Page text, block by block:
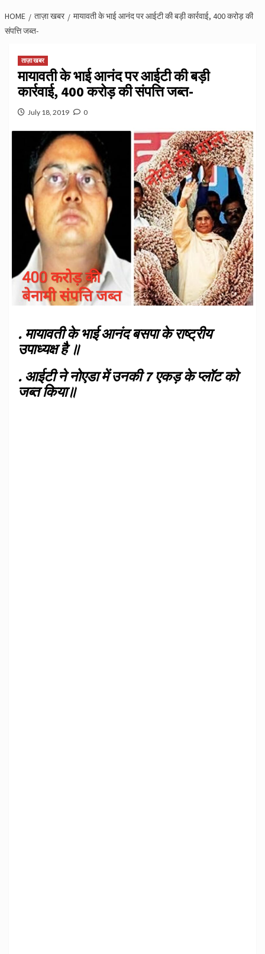
HOME ताज़ा खबर
मायावती के भाई आनंद पर आईटी की बड़ी कार्रवाई, 400 करोड़ की
संपत्ति जब्त-
ताज़ा खबर
मायावती के भाई आनंद पर आईटी की बड़ी
कार्रवाई, 400 करोड़ की संपत्ति जब्त-
July 18, 2019 0
. मायावती के भाई आनंद बसपा के राष्ट्रीय
उपाध्यक्ष है ॥
. आईटी ने नोएडा में उनकी 7 एकड़ के प्लॉट को
जब्त किया॥